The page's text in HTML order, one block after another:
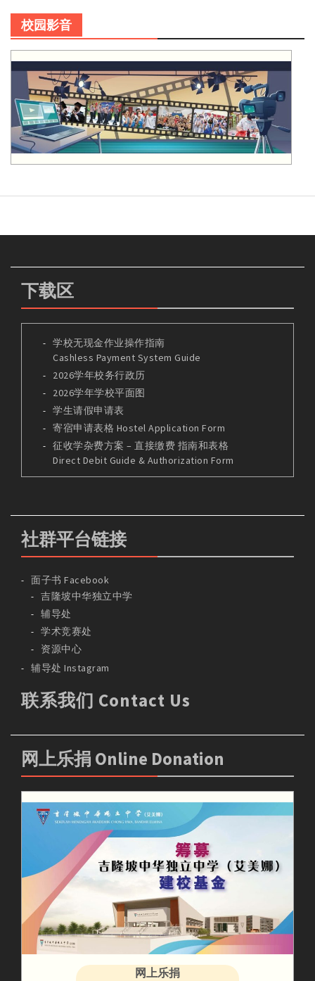
校园影音
下载区
学校无现金作业操作指南
Cashless Payment System Guide
2026学年校务行政历
2026学年学校平面图
学生请假申请表
寄宿申请表格 Hostel Application Form
征收学杂费方案 – 直接缴费 指南和表格
Direct Debit Guide & Authorization Form
社群平台链接
面子书 Facebook
吉隆坡中华独立中学
辅导处
学术竞赛处
资源中心
辅导处 Instagram
联系我们 Contact Us
网上乐捐 Online Donation
网上乐捐